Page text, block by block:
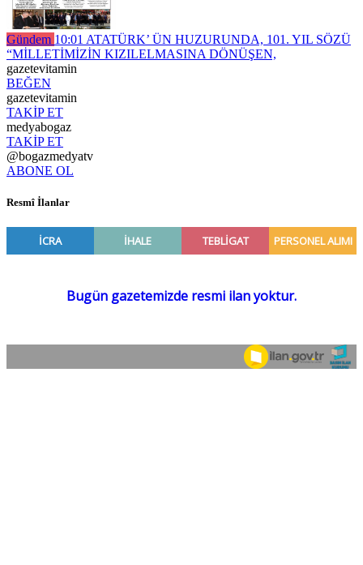
Gündem 10:01 ATATÜRK’ ÜN HUZURUNDA, 101. YIL SÖZÜ
“MİLLETİMİZİN KIZILELMASINA DÖNÜŞEN,
gazetevitamin
BEĞEN
gazetevitamin
TAKİP ET
medyabogaz
TAKİP ET
@bogazmedyatv
ABONE OL
Resmî İlanlar